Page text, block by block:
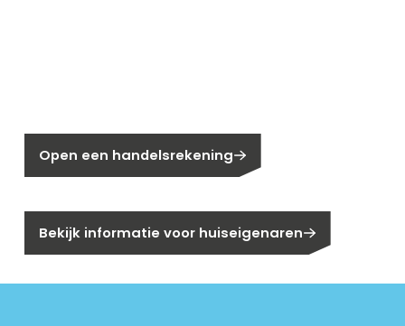
Open een handelsrekening
Bekijk informatie voor huiseigenaren